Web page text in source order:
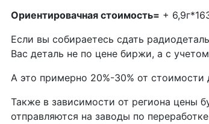
Ориентировачная стоимость= +
Если вы собираетесь сдать
Вас деталь не по цене биржи, а с
А это примерно 20%-30% от стоимости
Также в зависимости от региона цены
отправляются на заводы по